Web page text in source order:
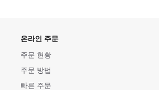
온라인 주문
주문 현황
주문 방법
빠른 주문